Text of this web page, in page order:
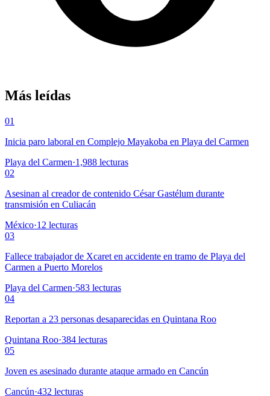
Más leídas
01
Inicia paro laboral en Complejo Mayakoba en Playa del Carmen
Playa del Carmen·1,988 lecturas
02
Asesinan al creador de contenido César Gastélum durante
transmisión en Culiacán
México·12 lecturas
03
Fallece trabajador de Xcaret en accidente en tramo de Playa del
Carmen a Puerto Morelos
Playa del Carmen·583 lecturas
04
Reportan a 23 personas desaparecidas en Quintana Roo
Quintana Roo·384 lecturas
05
Joven es asesinado durante ataque armado en Cancún
Cancún·432 lecturas